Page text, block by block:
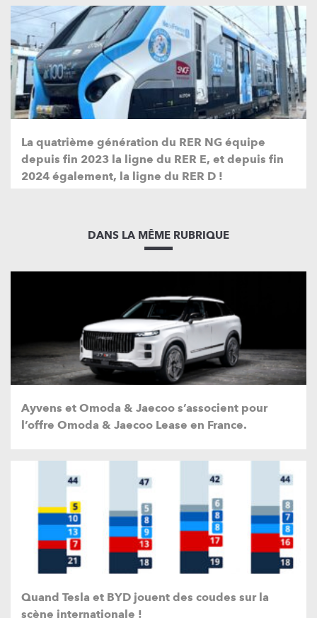
La quatrième génération du RER NG équipe
depuis fin 2023 la ligne du RER E, et depuis fin
2024 également, la ligne du RER D !
DANS LA MÊME RUBRIQUE
Ayvens et Omoda & Jaecoo s’associent pour
l’offre Omoda & Jaecoo Lease en France.
Quand Tesla et BYD jouent des coudes sur la
scène internationale !